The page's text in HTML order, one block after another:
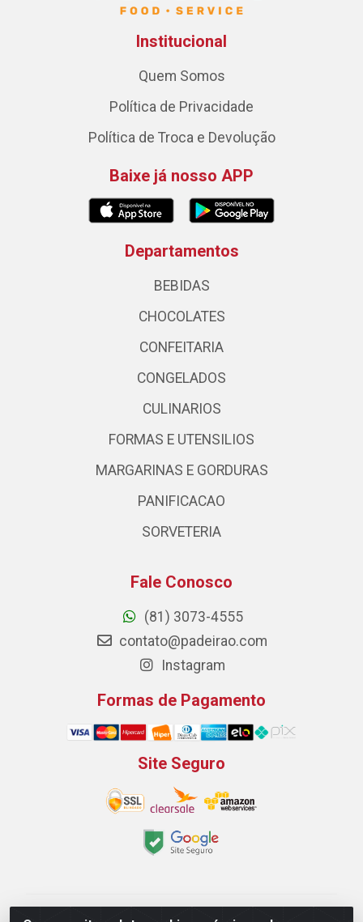
Institucional
Quem Somos
Política de Privacidade
Política de Troca e Devolução
Baixe já nosso APP
Departamentos
BEBIDAS
CHOCOLATES
CONFEITARIA
CONGELADOS
CULINARIOS
FORMAS E UTENSILIOS
MARGARINAS E GORDURAS
PANIFICACAO
SORVETERIA
Fale Conosco
(81) 3073-4555
contato@padeirao.com
Instagram
Formas de Pagamento
Site Seguro
Padeirão Comércio de Produtos Para Panificação LTDA